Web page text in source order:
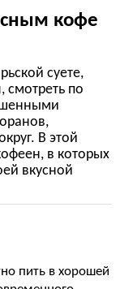
кофе
суете,
смотреть по
В этой
в которых
вкусной
пить в хорошей